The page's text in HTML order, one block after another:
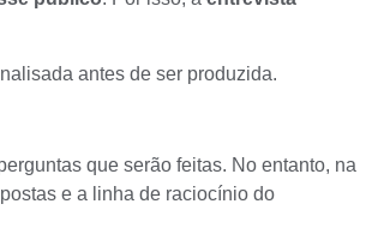
antes de ser produzida.
que serão feitas. No entanto, na
e a linha de raciocínio do